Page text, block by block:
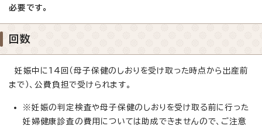
必要です。
回数
妊娠中に14回（母子保健のしおりを受け取った時点から出産前
まで）、公費負担で受けられます。
※妊娠の判定検査や母子保健のしおりを受け取る前に行った
妊婦健康診査の費用については助成できませんので、ご注意